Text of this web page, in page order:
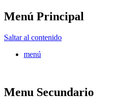
Menú Principal
Saltar al contenido
menú
Menu Secundario